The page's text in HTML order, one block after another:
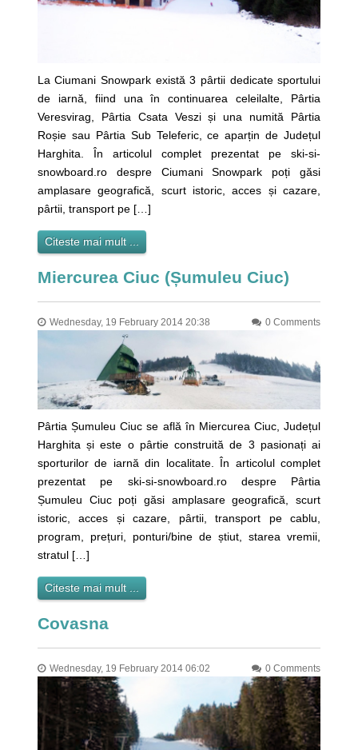
La Ciumani Snowpark există 3 pârtii dedicate sportului
de iarnă, fiind una în continuarea celeilalte, Pârtia
Veresvirag, Pârtia Csata Veszi și una numită Pârtia
Roșie sau Pârtia Sub Teleferic, ce aparțin de Județul
Harghita. În articolul complet prezentat pe ski-si-
snowboard.ro despre Ciumani Snowpark poți găsi
amplasare geografică, scurt istoric, acces și cazare,
pârtii, transport pe […]
Citeste mai mult ...
Miercurea Ciuc (Șumuleu Ciuc)
Wednesday, 19 February 2014 20:38 0 Comments
Pârtia Șumuleu Ciuc se află în Miercurea Ciuc, Județul
Harghita și este o pârtie construită de 3 pasionați ai
sporturilor de iarnă din localitate. În articolul complet
prezentat pe ski-si-snowboard.ro despre Pârtia
Șumuleu Ciuc poți găsi amplasare geografică, scurt
istoric, acces și cazare, pârtii, transport pe cablu,
program, prețuri, ponturi/bine de știut, starea vremii,
stratul […]
Citeste mai mult ...
Covasna
Wednesday, 19 February 2014 06:02 0 Comments